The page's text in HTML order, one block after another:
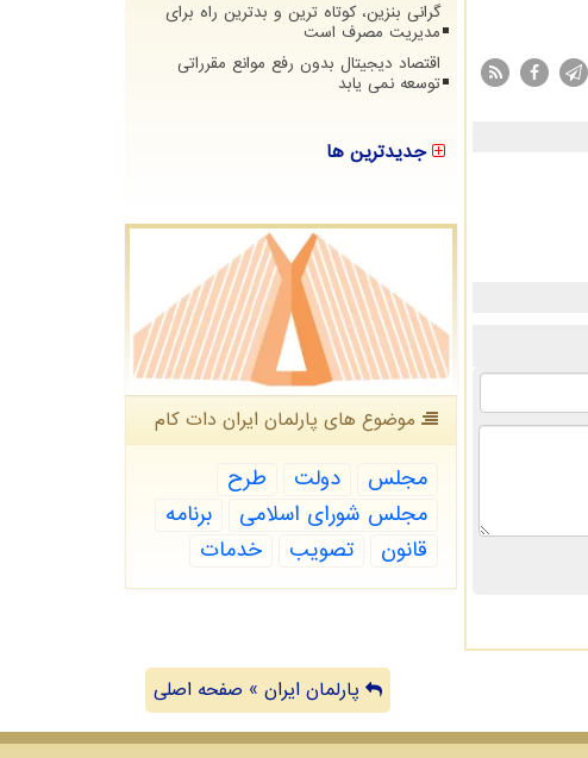
گرانی بنزین، کوتاه ترین و بدترین راه برای
مدیریت مصرف است
اقتصاد دیجیتال بدون رفع موانع مقرراتی
توسعه نمی یابد
جدیدترین ها
موضوع های پارلمان ایران دات كام
مجلس دولت
طرح
مجلس شورای اسلامی
برنامه
قانون
تصویب خدمات
پارلمان ایران » صفحه اصلی